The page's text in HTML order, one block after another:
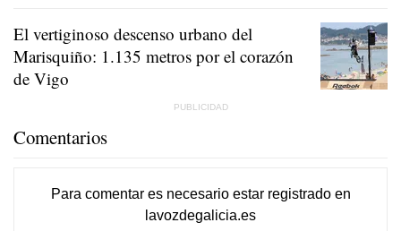
El vertiginoso descenso urbano del
Marisquiño: 1.135 metros por el corazón
de Vigo
Comentarios
Para comentar es necesario estar registradoen
lavozdegalicia.es